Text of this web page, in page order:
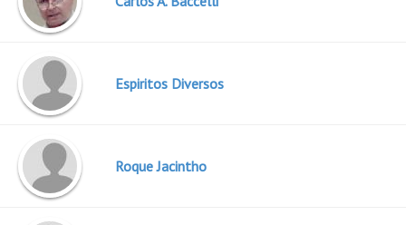
Espiritos Diversos
Roque Jacintho